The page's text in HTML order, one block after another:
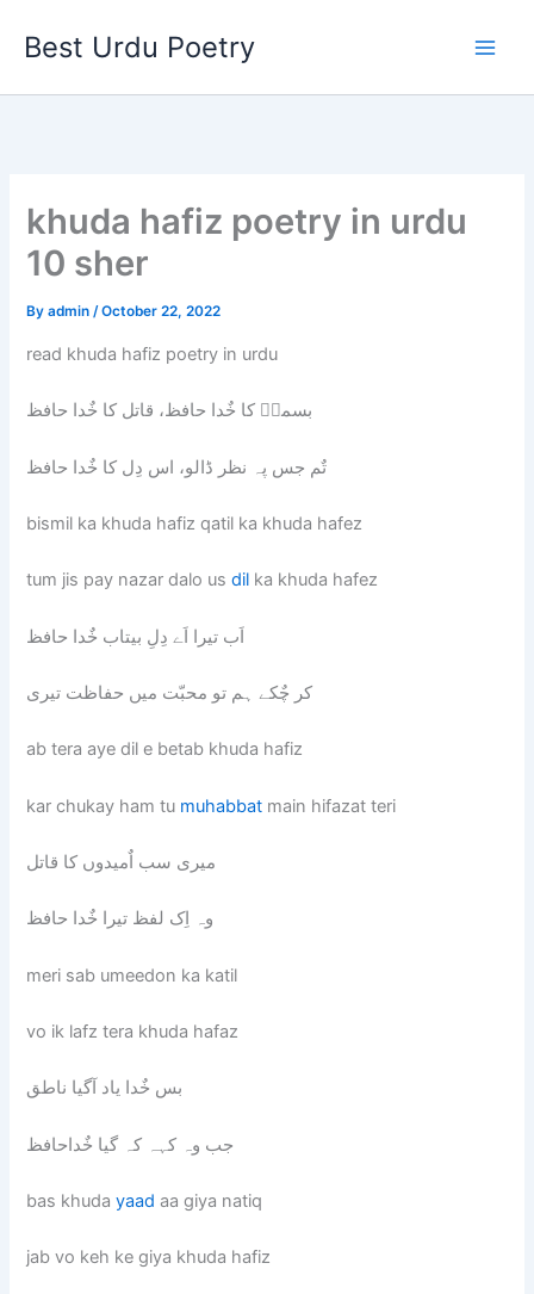
Best Urdu Poetry
khuda hafiz poetry in urdu
10 sher
Byadmin/October 22, 2022
read khuda hafiz poetry in urdu
بسملؔ کا خٌدا حافظ، قاتل کا خٌدا حافظ
تٌم جس پہ نظر ڈالو، اس دِل کا خٌدا حافظ
bismil ka khuda hafiz qatil ka khuda hafez
tum jis pay nazar dalo usdil ka khuda hafez
اَب تیرا اَے دِلِ بیتاب خٌدا حافظ
کر چٌکے ہم تو محبّت میں حفاظت تیری
ab tera aye dil e betab khuda hafiz
kar chukay ham tu muhabbat main hifazat teri
میری سب اٌمیدوں کا قاتل
وہ اِک لفظ تیرا خٌدا حافظ
meri sab umeedon ka katil
vo ik lafz tera khuda hafaz
بس خٌدا یاد آگیا ناطق
جب وہ کہہ کہ گیا خٌداحافظ
bas khudayaad aa giya natiq
jab vo keh ke giya khuda hafiz